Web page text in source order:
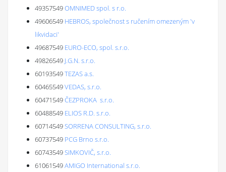
49357549OMNIMED spol. s r.o.
49606549 HEBROS, společnost s ručením omezeným 'v
likvidaci'
49687549 EURO-ECO, spol. s.r.o.
49826549 J.G.N. s.r.o.
60193549TEZAS a.s.
60465549VEDAS, s.r.o.
60471549ČEZPROKA s.r.o.
60488549 ELIOS R.D. s.r.o.
60714549SORRENA CONSULTING, s.r.o.
60737549 PCG Brno s.r.o.
60743549SIMKOVIČ, s.r.o.
61061549AMIGO International s.r.o.